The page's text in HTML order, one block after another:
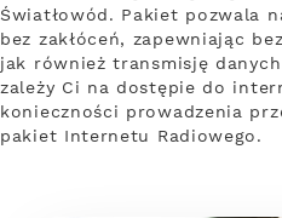
Światłowód. Pakiet pozwala
bez zakłóceń, zapewniając
jak również transmisję
zależy Ci na dostępie do
konieczności prowadzenia
pakiet Internetu Radiowego.